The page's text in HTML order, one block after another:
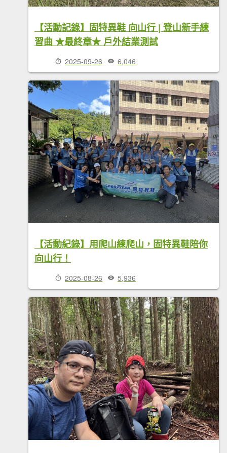
【活動記錄】固特異鞋 向山行 | 登山新手練
習曲 ★最終章★ 戶外結業測試
2025-09-26 6,046
【活動紀錄】用爬山練爬山，固特異鞋陪你
向山行！
2025-08-26 5,936